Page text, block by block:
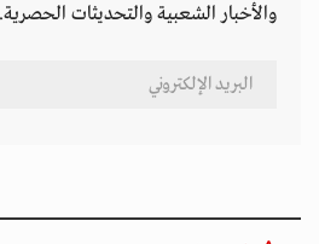
والأخبار الشعبية والتحديثات الحصرية.